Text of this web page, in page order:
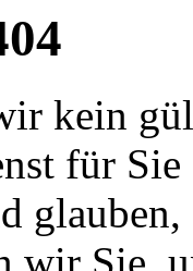
kein
für